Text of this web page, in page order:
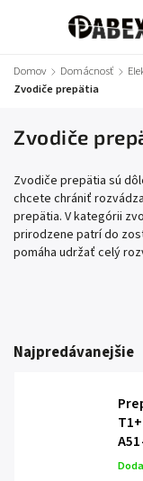
Domov / Domácnosť /
Zvodiče prepätia
Zvodiče
Zvodiče prepätia sú
chcete chrániť
prepätia. V kategórii
prirodzene patrí do
pomáha udržať celý
Najpredávanejšie